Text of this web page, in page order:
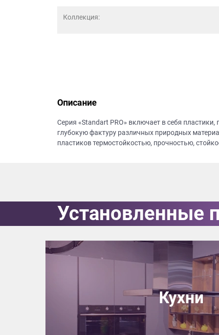
Коллекция:
Описание
Серия «Standart PRO» включает в себя
глубокую фактуру различных природных
пластиков термостойкостью, прочностью,
Установленные
Кухни